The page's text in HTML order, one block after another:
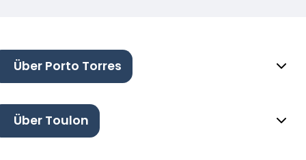
Über Porto Torres
Über Toulon